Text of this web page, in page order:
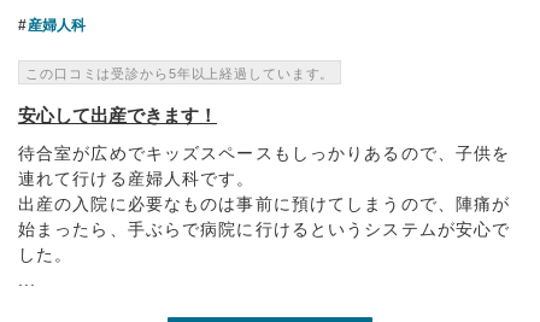
産婦人科
この口コミは受診から5年以上経過しています。
安心して出産できます！
待合室が広めでキッズスペースもしっかりあるので、子供を
連れて行ける産婦人科です。
出産の入院に必要なものは事前に預けてしまうので、陣痛が
始まったら、手ぶらで病院に行けるというシステムが安心で
した。